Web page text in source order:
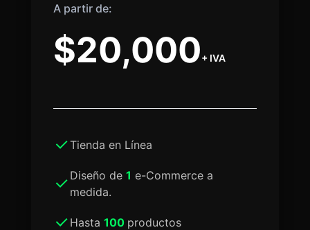
A partir de:
$20,000+ IVA
Tienda en Línea
Diseño de 1 e-Commerce a
medida.
Hasta 100 productos